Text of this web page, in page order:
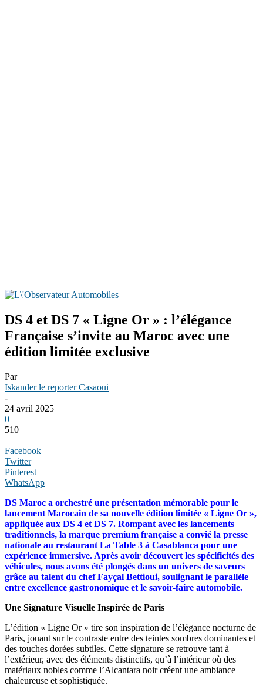
DS 4 et DS 7 « Ligne Or » : l’élégance
Française s’invite au Maroc avec une
édition limitée exclusive
Par
Iskander le reporter Casaoui
-
24 avril 2025
0
510
Facebook
Twitter
Pinterest
WhatsApp
DS Maroc a orchestré une présentation mémorable pour le
lancement Marocain de sa nouvelle édition limitée « Ligne Or »,
appliquée aux DS 4 et DS 7. Rompant avec les lancements
traditionnels, la marque premium française a convié la presse
nationale au restaurant La Table 3 à Casablanca pour une
expérience immersive. Après avoir découvert les spécificités des
véhicules, nous avons été plongés dans un univers de saveurs
grâce au talent du chef Fayçal Bettioui, soulignant le parallèle
entre excellence gastronomique et le savoir-faire automobile.
Une Signature Visuelle Inspirée de Paris
L’édition « Ligne Or » tire son inspiration de l’élégance nocturne de
Paris, jouant sur le contraste entre des teintes sombres dominantes et
des touches dorées subtiles. Cette signature se retrouve tant à
l’extérieur, avec des éléments distinctifs, qu’à l’intérieur où des
matériaux nobles comme l’Alcantara noir créent une ambiance
chaleureuse et sophistiquée.